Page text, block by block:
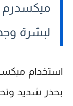
ميكسدرم
لبشرة
استخدام
بحذر شديد